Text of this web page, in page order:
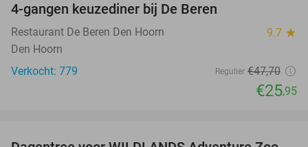
4-gangen keuzediner bij De Beren
Restaurant De Beren Den Hoorn 9.7 star
Den Hoorn
Verkocht: 779
Regulier €47,70
€25,95